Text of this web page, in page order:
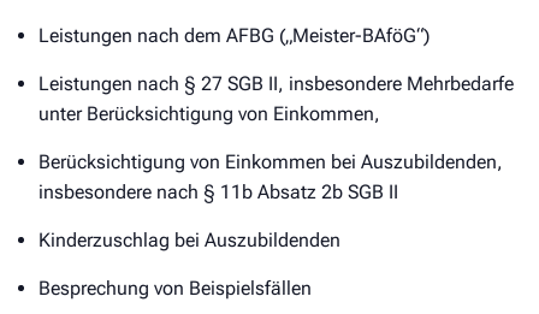
Leistungen nach dem AFBG („Meister-BAföG“)
Leistungen nach § 27 SGB II, insbesondere Mehrbedarfe
unter Berücksichtigung von Einkommen,
Berücksichtigung von Einkommen bei Auszubildenden,
insbesondere nach § 11b Absatz 2b SGB II
Kinderzuschlag bei Auszubildenden
Besprechung von Beispielsfällen